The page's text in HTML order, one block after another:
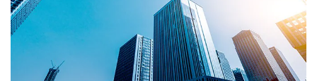
建立擬制遺產受益者負擔原則
行政院7月30日通過《遺產及贈與稅法》部分條文修正草
案，內容與財政部於今...